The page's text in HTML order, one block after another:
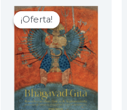
¡Oferta!
¡Oferta!